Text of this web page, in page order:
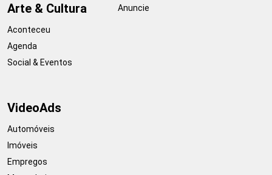
Arte & Cultura
Aconteceu
Agenda
Social & Eventos
Anuncie
VideoAds
Automóveis
Imóveis
Empregos